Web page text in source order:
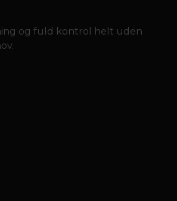
og fuld kontrol helt uden